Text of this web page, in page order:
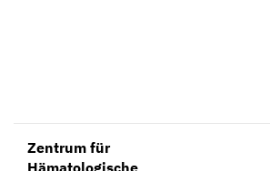
Zentrum für
Hämatologische